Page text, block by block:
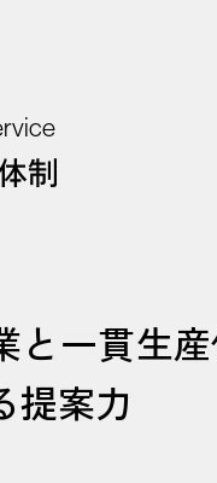
制
と一貫生
提案力